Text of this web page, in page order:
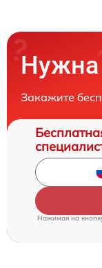
Нужна
Закажите
Нажимая на